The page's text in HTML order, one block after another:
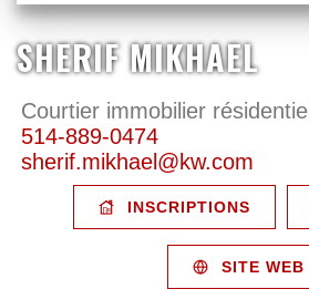
SHERIF MIKHAEL
Courtier immobilier résidentiel
514-889-0474
sherif.mikhael@kw.com
INSCRIPTIONS
SITE WEB